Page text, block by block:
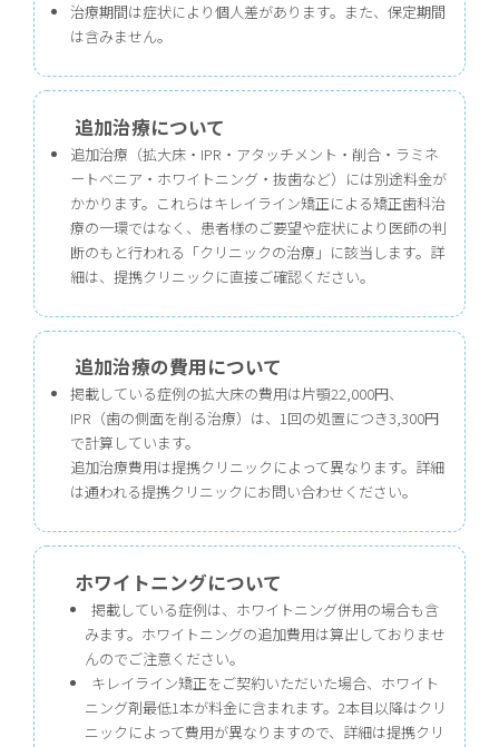
治療期間は症状により個人差があります。また、保定期間
は含みません。
追加治療について
追加治療（拡大床・IPR・アタッチメント・削合・ラミネ
ートベニア・ホワイトニング・抜歯など）には別途料金が
かかります。これらはキレイライン矯正による矯正歯科治
療の一環ではなく、患者様のご要望や症状により医師の判
断のもと行われる「クリニックの治療」に該当します。詳
細は、提携クリニックに直接ご確認ください。
追加治療の費用について
掲載している症例の拡大床の費用は片顎22,000円、
IPR（歯の側面を削る治療）は、1回の処置につき3,300円
で計算しています。
追加治療費用は提携クリニックによって異なります。詳細
は通われる提携クリニックにお問い合わせください。
ホワイトニングについて
掲載している症例は、ホワイトニング併用の場合も含
みます。ホワイトニングの追加費用は算出しておりませ
んのでご注意ください。
キレイライン矯正をご契約いただいた場合、ホワイト
ニング剤最低1本が料金に含まれます。2本目以降はクリ
ニックによって費用が異なりますので、詳細は提携クリ